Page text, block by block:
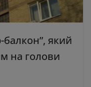
який
на голови